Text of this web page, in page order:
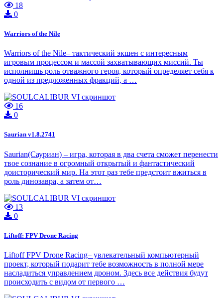
18
0
Warriors of the Nile
Warriors of the Nile– тактический экшен с интересным
игровым процессом и массой захватывающих миссий. Ты
исполнишь роль отважного героя, который определяет себя к
одной из предложенных фракций, а …
16
0
Saurian v1.8.2741
Saurian(Сауриан) – игра, которая в два счета сможет перенести
твое сознание в огромный открытый и фантастический
доисторический мир. На этот раз тебе предстоит вжиться в
роль динозавра, а затем от…
13
0
Liftoff: FPV Drone Racing
Liftoff FPV Drone Racing– увлекательный компьютерный
проект, который подарит тебе возможность в полной мере
насладиться управлением дроном. Здесь все действия будут
происходить с видом от первого …